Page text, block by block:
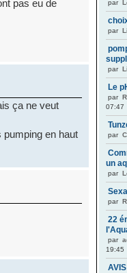
pas eu de
ça ne veut
en haut
par
par
par
Le
par
07:47
par
un
par
par
22
par
19:45